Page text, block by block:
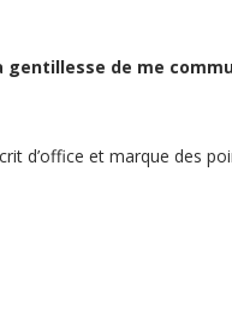
de me
d’office et marque des